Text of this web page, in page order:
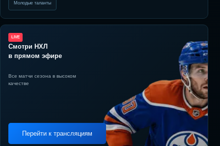
Молодые таланты
LIVE
Смотри НХЛ
в прямом эфире
Все матчи сезона в высоком
качестве
Перейти к трансляциям